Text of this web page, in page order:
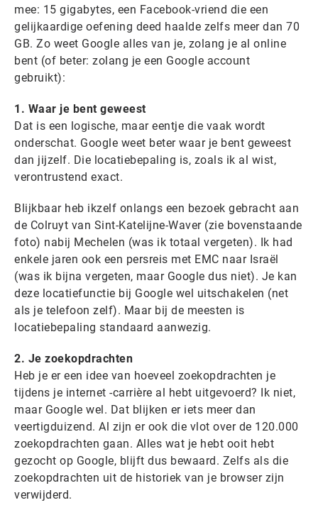
mee: 15 gigabytes, een Facebook-vriend die een
gelijkaardige oefening deed haalde zelfs meer dan 70
GB. Zo weet Google alles van je, zolang je al online
bent (of beter: zolang je een Google account
gebruikt):
1. Waar je bent geweest
Dat is een logische, maar eentje die vaak wordt
onderschat. Google weet beter waar je bent geweest
dan jijzelf. Die locatiebepaling is, zoals ik al wist,
verontrustend exact.
Blijkbaar heb ikzelf onlangs een bezoek gebracht aan
de Colruyt van Sint-Katelijne-Waver (zie bovenstaande
foto) nabij Mechelen (was ik totaal vergeten). Ik had
enkele jaren ook een persreis met EMC naar Israël
(was ik bijna vergeten, maar Google dus niet). Je kan
deze locatiefunctie bij Google wel uitschakelen (net
als je telefoon zelf). Maar bij de meesten is
locatiebepaling standaard aanwezig.
2. Je zoekopdrachten
Heb je er een idee van hoeveel zoekopdrachten je
tijdens je internet -carrière al hebt uitgevoerd? Ik niet,
maar Google wel. Dat blijken er iets meer dan
veertigduizend. Al zijn er ook die vlot over de 120.000
zoekopdrachten gaan. Alles wat je hebt ooit hebt
gezocht op Google, blijft dus bewaard. Zelfs als die
zoekopdrachten uit de historiek van je browser zijn
verwijderd.